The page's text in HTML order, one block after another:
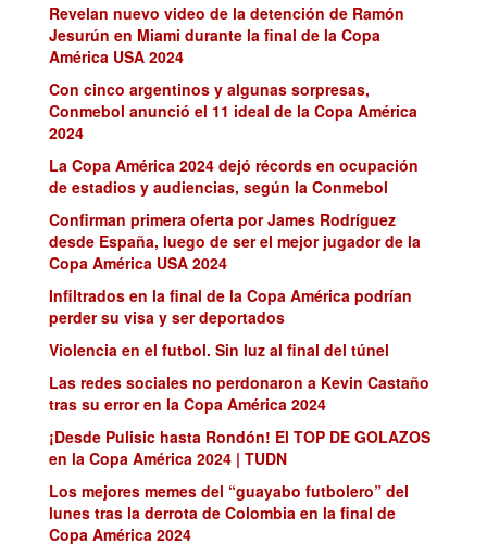
Revelan nuevo video de la detención de Ramón
Jesurún en Miami durante la final de la Copa
América USA 2024
Con cinco argentinos y algunas sorpresas,
Conmebol anunció el 11 ideal de la Copa América
2024
La Copa América 2024 dejó récords en ocupación
de estadios y audiencias, según la Conmebol
Confirman primera oferta por James Rodríguez
desde España, luego de ser el mejor jugador de la
Copa América USA 2024
Infiltrados en la final de la Copa América podrían
perder su visa y ser deportados
Violencia en el futbol. Sin luz al final del túnel
Las redes sociales no perdonaron a Kevin Castaño
tras su error en la Copa América 2024
¡Desde Pulisic hasta Rondón! El TOP DE GOLAZOS
en la Copa América 2024 | TUDN
Los mejores memes del “guayabo futbolero” del
lunes tras la derrota de Colombia en la final de
Copa América 2024